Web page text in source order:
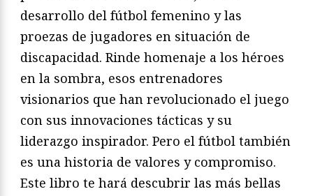
desarrollo del fútbol femenino y las
proezas de jugadores en situación de
discapacidad. Rinde homenaje a los héroes
en la sombra, esos entrenadores
visionarios que han revolucionado el juego
con sus innovaciones tácticas y su
liderazgo inspirador. Pero el fútbol también
es una historia de valores y compromiso.
Este libro te hará descubrir las más bellas